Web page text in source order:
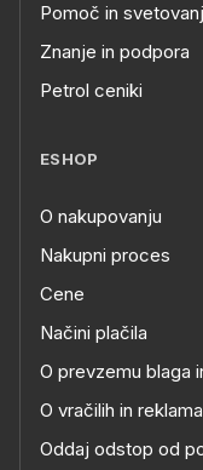
Pomoč in
Znanje in podpora
Petrol ceniki
ESHOP
O nakupovanju
Nakupni proces
Cene
Načini plačila
O prevzemu blaga
O vračilih in
Oddaj odstop od